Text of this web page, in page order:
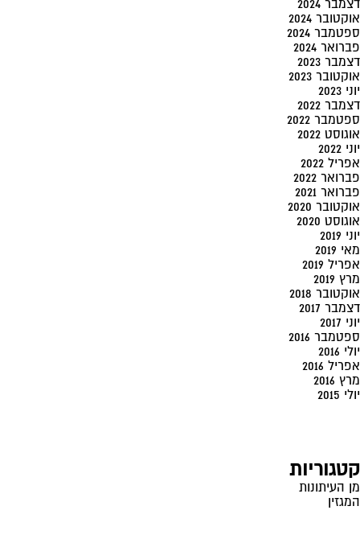
דצמבר 2024
אוקטובר 2024
ספטמבר 2024
פברואר 2024
דצמבר 2023
אוקטובר 2023
יוני 2023
דצמבר 2022
ספטמבר 2022
אוגוסט 2022
יוני 2022
אפריל 2022
פברואר 2022
פברואר 2021
אוקטובר 2020
אוגוסט 2020
יוני 2019
מאי 2019
אפריל 2019
מרץ 2019
אוקטובר 2018
דצמבר 2017
יוני 2017
ספטמבר 2016
יולי 2016
אפריל 2016
מרץ 2016
יולי 2015
קטגוריות
מן העיתונות
המגזין